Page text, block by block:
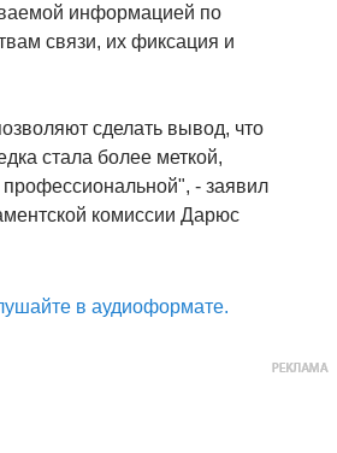
информацией по
связи, их фиксация и
сделать вывод, что
стала более меткой,
- заявил
комиссии Дарюс
в аудиоформате.